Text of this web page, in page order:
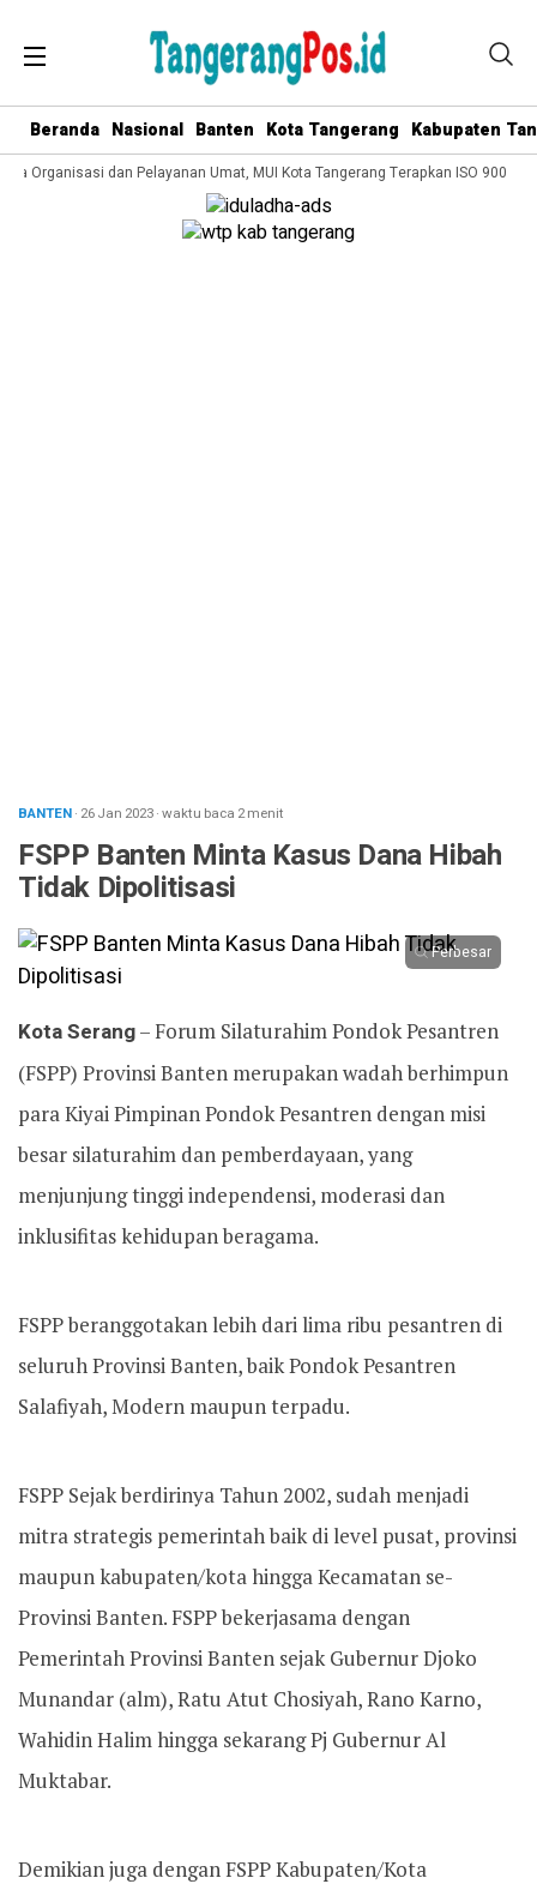
Beranda Nasional Banten Kota Tangerang Kabupaten
Organisasi dan Pelayanan Umat, MUI Kota Tangerang Terapkan ISO 9001:2015
BANTEN· 26 Jan 2023·waktu baca 2 menit
FSPP Banten Minta Kasus Dana Hibah
Tidak Dipolitisasi
Perbesar
Kota Serang– Forum Silaturahim Pondok Pesantren
(FSPP) Provinsi Banten merupakan wadah berhimpun
para Kiyai Pimpinan Pondok Pesantren dengan misi
besar silaturahim dan pemberdayaan, yang
menjunjung tinggi independensi, moderasi dan
inklusifitas kehidupan beragama.
FSPP beranggotakan lebih dari lima ribu pesantren di
seluruh Provinsi Banten, baik Pondok Pesantren
Salafiyah, Modern maupun terpadu.
FSPP Sejak berdirinya Tahun 2002, sudah menjadi
mitra strategis pemerintah baik di level pusat, provinsi
maupun kabupaten/kota hingga Kecamatan se-
Provinsi Banten. FSPP bekerjasama dengan
Pemerintah Provinsi Banten sejak Gubernur Djoko
Munandar (alm), Ratu Atut Chosiyah, Rano Karno,
Wahidin Halim hingga sekarang Pj Gubernur Al
Muktabar.
Demikian juga dengan FSPP Kabupaten/Kota